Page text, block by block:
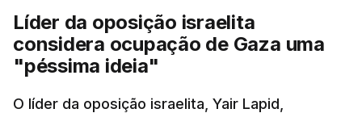
Líder da oposição israelita
considera ocupação de Gaza uma
"péssima ideia"
O líder da oposição israelita, Yair Lapid,